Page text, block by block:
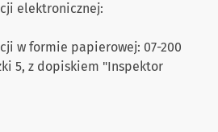
elektronicznej:
w formie papierowej: 07-200
5, z dopiskiem "Inspektor